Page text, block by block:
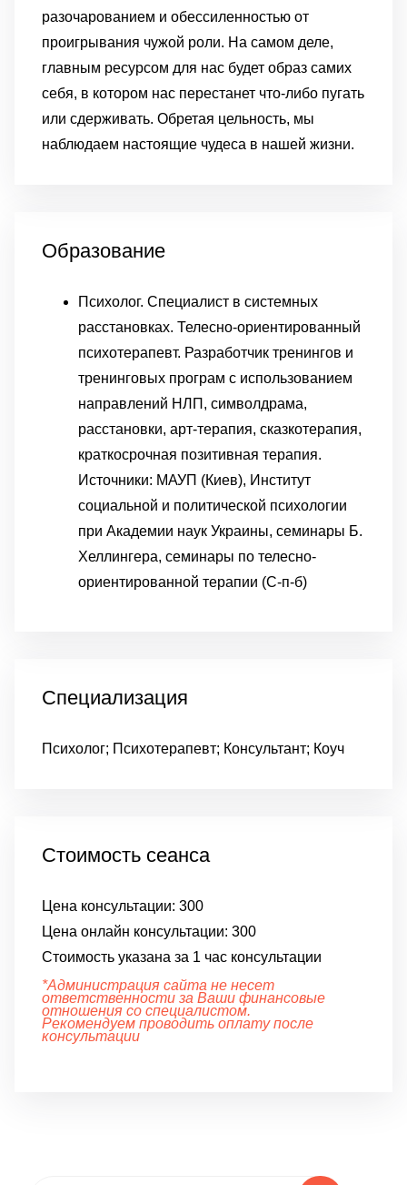
разочарованием и обессиленностью от
проигрывания чужой роли. На самом деле,
главным ресурсом для нас будет образ самих
себя, в котором нас перестанет что-либо пугать
или сдерживать. Обретая цельность, мы
наблюдаем настоящие чудеса в нашей жизни.
Образование
Психолог. Специалист в системных
расстановках. Телесно-ориентированный
психотерапевт. Разработчик тренингов и
тренинговых програм с использованием
направлений НЛП, символдрама,
расстановки, арт-терапия, сказкотерапия,
краткосрочная позитивная терапия.
Источники: МАУП (Киев), Институт
социальной и политической психологии
при Академии наук Украины, семинары Б.
Хеллингера, семинары по телесно-
ориентированной терапии (С-п-б)
Специализация
Психолог; Психотерапевт; Консультант; Коуч
Стоимость сеанса
Цена консультации: 300
Цена онлайн консультации: 300
Стоимость указана за 1 час консультации
*Администрация сайта не несет
ответственности за Ваши финансовые
отношения со специалистом.
Рекомендуем проводить оплату после
консультации